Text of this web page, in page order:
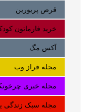
قرص پریورین
خرید فارماتون
آکس مگ
مجله فراز وب
مجله خبری
مجله سبک زندگی